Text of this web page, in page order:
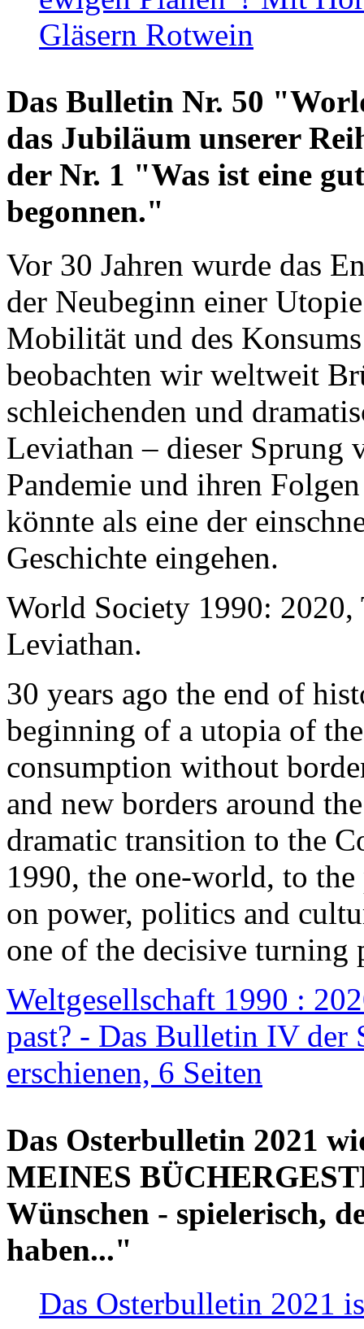
Gläsern Rotwein
Das Bulletin Nr. 50
das Jubiläum unserer
der Nr. 1 "Was ist eine
begonnen."
Vor 30 Jahren wurde das
der Neubeginn einer
Mobilität und des
beobachten wir weltweit
schleichenden und
Leviathan – dieser Sprung
Pandemie und ihren
könnte als eine der
Geschichte eingehen.
World Society 1990: 2020,
Leviathan.
30 years ago the end of
beginning of a utopia of
consumption without
and new borders around
dramatic transition to the
1990, the one-world, to the
on power, politics and
one of the decisive turning
Weltgesellschaft 1990 :
past? - Das Bulletin IV der
erschienen, 6 Seiten
Das Osterbulletin 2021
MEINES
Wünschen - spielerisch,
haben..."
Das Osterbulletin 2021